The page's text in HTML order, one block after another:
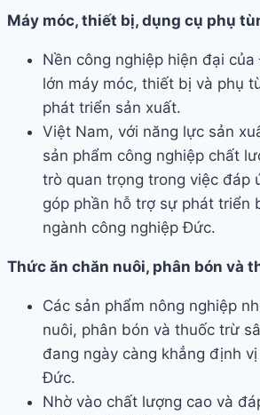
Máy móc, thiết bị, dụng cụ phụ
Nền công nghiệp hiện đại
lớn máy móc, thiết bị và phụ
phát triển sản xuất.
Việt Nam, với năng lực sản
sản phẩm công nghiệp chất
trò quan trọng trong việc đáp
góp phần hỗ trợ sự phát triển
ngành công nghiệp Đức.
Thức ăn chăn nuôi, phân bón và
Các sản phẩm nông nghiệp
nuôi, phân bón và thuốc trừ
đang ngày càng khẳng định
Đức.
Nhờ vào chất lượng cao và